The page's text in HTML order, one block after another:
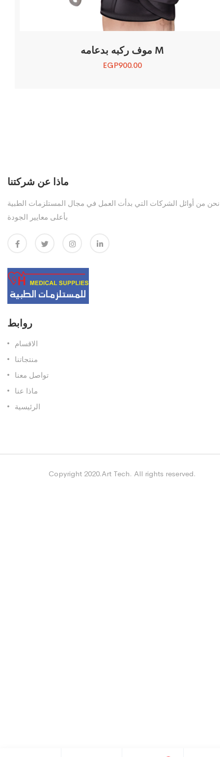
موف ركبه بدعامه M
EGP900.00
ماذا عن شركتنا
نحن من أوائل الشركات التي بدأت العمل في مجال المستلزمات الطبية
بأعلى معايير الجودة
روابط
الاقسام
منتجاتنا
تواصل معنا
ماذا عنا
الرئيسية
Copyright 2020.Art Tech. All rights reserved.